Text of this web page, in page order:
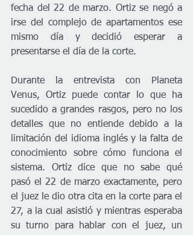
fecha del 22 de marzo. Ortiz se negó a
irse del complejo de apartamentos ese
mismo día y decidió esperar a
presentarse el día de la corte.
Durante la entrevista con Planeta
Venus, Ortiz puede contar lo que ha
sucedido a grandes rasgos, pero no los
detalles que no entiende debido a la
limitación del idioma inglés y la falta de
conocimiento sobre cómo funciona el
sistema. Ortiz dice que no sabe qué
pasó el 22 de marzo exactamente, pero
el juez le dio otra cita en la corte para el
27, a la cual asistió y mientras esperaba
su turno para hablar con el juez, un